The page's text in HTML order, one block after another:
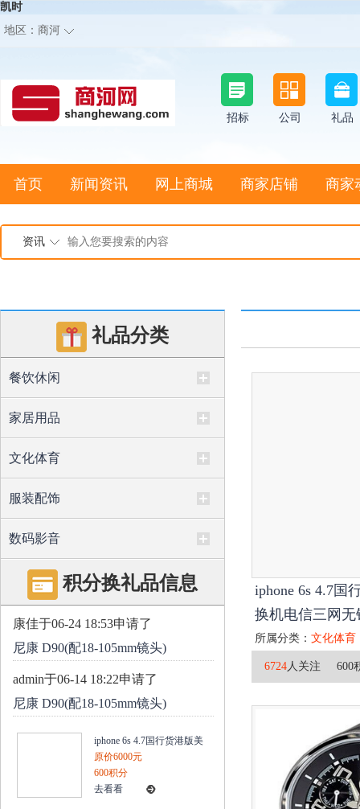
凯时
地区： 商河
招标 公司 礼品
首页 新闻资讯 网上商城 商家店铺 商家
资讯
礼品分类
餐饮休闲
家居用品
文化体育
服装配饰
数码影音
积分换礼品信息
康佳于06-24 18:53申请了
尼康 D90(配18-105mm镜头)
admin于06-14 18:22申请了
尼康 D90(配18-105mm镜头)
iphone 6s 4.7国行货港版美
版置官换机电信三网无锁
4G
原价6000元
600积分
去看看
iphone 6s 4.7国
换机电信三网无
所属分类： 文化体育
6724人关注 600